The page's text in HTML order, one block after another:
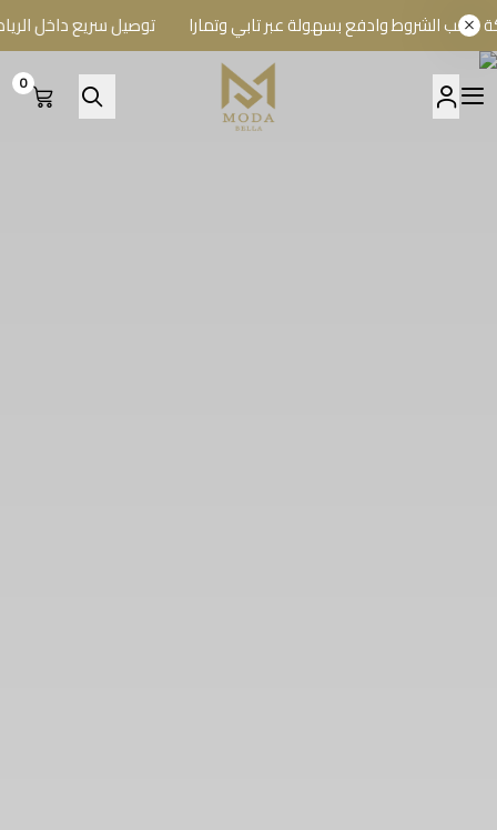
وادفع بسهولة عبر تابي وتمارا توصيل سريع داخل الرياض
BELLA BOUTIQUE
0